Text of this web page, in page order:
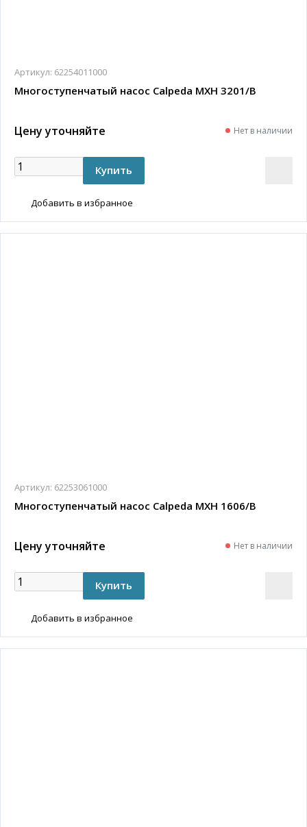
Артикул: 62254011000
Многоступенчатый насос Calpeda MXH 3201/B
Цену уточняйте Нет в наличии
Добавить в избранное
Артикул: 62253061000
Многоступенчатый насос Calpeda MXH 1606/B
Цену уточняйте Нет в наличии
Добавить в избранное